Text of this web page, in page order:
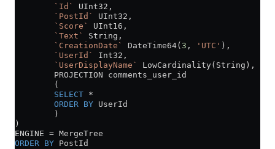
        `Id`
UInt32,
        `PostId`
UInt32,
        `Score`
UInt16,
        `Text`
String,
        `CreationDate`
DateTime64( 3 , 'UTC' ),
        `UserId`
Int32,
        `UserDisplayName`
LowCardinality(String),
        PROJECTION comments_user_id
        (
        SELECT
*
        ORDER BY
UserId
        )
)
ENGINE = MergeTree
ORDER BY PostId